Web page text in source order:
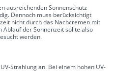
ausreichenden Sonnenschutz
Dennoch muss berücksichtigt
nicht durch das Nachcremen mit
der Sonnenzeit sollte also
werden.
Strahlung an. Bei einem hohen UV-